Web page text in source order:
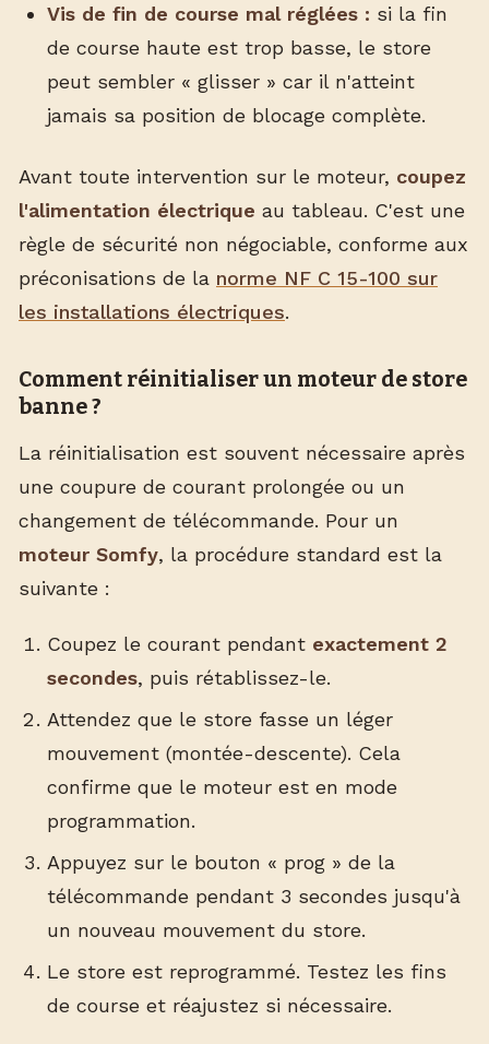
Vis de fin de course mal réglées : si la fin
de course haute est trop basse, le store
peut sembler « glisser » car il n'atteint
jamais sa position de blocage complète.
Avant toute intervention sur le moteur, coupez
l'alimentation électrique au tableau. C'est une
règle de sécurité non négociable, conforme aux
préconisations de la norme NF C 15-100 sur
les installations électriques.
Comment réinitialiser un moteur de store
banne ?
La réinitialisation est souvent nécessaire après
une coupure de courant prolongée ou un
changement de télécommande. Pour un
moteur Somfy, la procédure standard est la
suivante :
Coupez le courant pendant exactement 2
secondes, puis rétablissez-le.
Attendez que le store fasse un léger
mouvement (montée-descente). Cela
confirme que le moteur est en mode
programmation.
Appuyez sur le bouton « prog » de la
télécommande pendant 3 secondes jusqu'à
un nouveau mouvement du store.
Le store est reprogrammé. Testez les fins
de course et réajustez si nécessaire.